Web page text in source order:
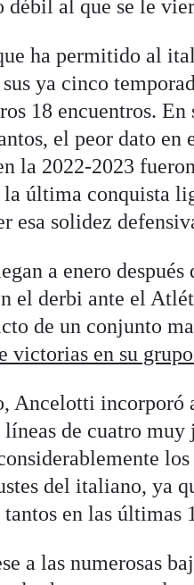
débil al que se le
ha permitido al
ya cinco
18 encuentros.
el peor dato
la 2022-2023
la última conquista
esa solidez
a enero
el derbi ante el
de un conjunto
victorias en su
Ancelotti
líneas de cuatro
del italiano, ya
en las últimas
a las numerosas